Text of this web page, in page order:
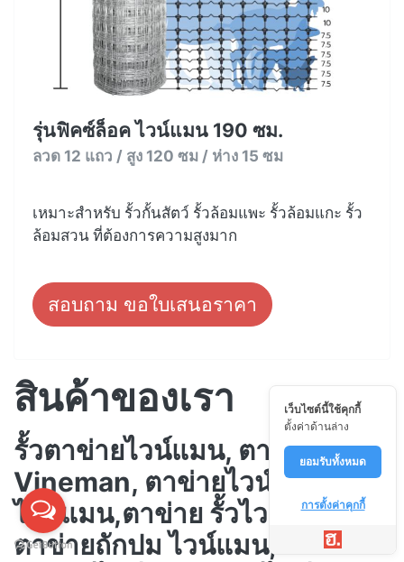
รุ่นฟิคซ์ล็อค ไวน์แมน 190 ซม.
ลวด 12 แถว / สูง 120 ซม / ห่าง 15 ซม
เหมาะสำหรับ รั้วกั้นสัตว์ รั้วล้อมแพะ รั้วล้อมแกะ รั้ว
ล้อมสวน ที่ต้องการความสูงมาก
สอบถาม ขอใบเสนอราคา
สินค้าของเรา
รั้วตาข่ายไวน์แมน, ตาข่าย
Vineman, ตาข่ายไวน์แมน, รั้ว
ไวน์แมน,ตาข่าย รั้วไวน์แมน,
ตาข่ายถักปม ไวน์แมน, ลวด
เว็บไซต์นี้ใช้คุกกี้
ตั้งค่าด้านล่าง
ยอมรับทั้งหมด
การตั้งค่าคุกกี้